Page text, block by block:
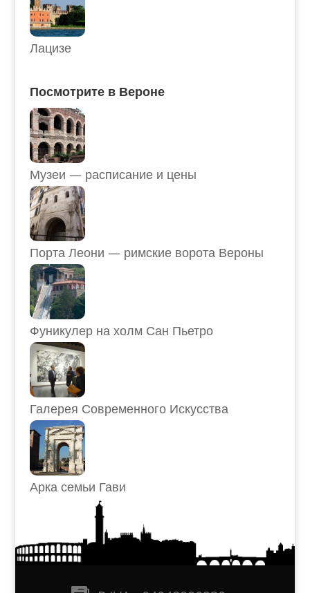
Лацизе
Посмотрите в Вероне
Музеи — расписание и цены
Порта Леони — римские ворота Вероны
Фуникулер на холм Сан Пьетро
Галерея Современного Искусства
Арка семьи Гави